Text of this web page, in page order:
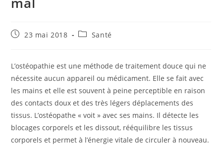
Publication
23 mai 2018
PostSanté
L’ostéopathie est une méthode de traitement douce qui ne
nécessite aucun appareil ou médicament. Elle se fait avec
les mains et elle est souvent à peine perceptible en raison
des contacts doux et des très légers déplacements des
tissus. L’ostéopathe « voit » avec ses mains. Il détecte les
blocages corporels et les dissout, rééquilibre les tissus
corporels et permet à l’énergie vitale de circuler à nouveau.